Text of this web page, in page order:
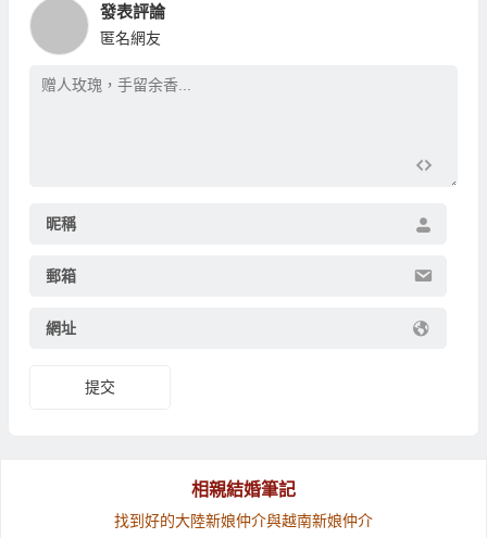
發表評論
匿名網友
昵稱
郵箱
網址
相親結婚筆記
找到好的大陸新娘仲介與越南新娘仲介